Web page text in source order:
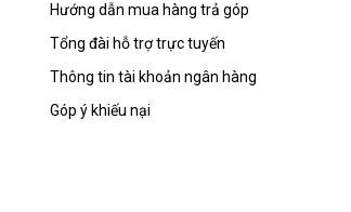
Hướng dẫn mua hàng trả góp
Tổng đài hỗ trợ trực tuyến
Thông tin tài khoản ngân hàng
Góp ý khiếu nại